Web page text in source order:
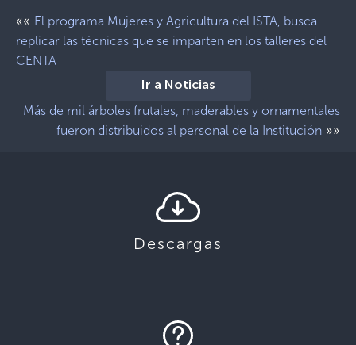
«« El programa Mujeres y Agricultura del ISTA, busca
replicar las técnicas que se imparten en los talleres del
CENTA
Ir a Noticias
Más de mil árboles frutales, maderables y ornamentales
fueron distribuidos al personal de la Institución »»
Descargas